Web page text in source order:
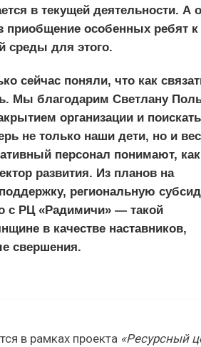
в текущей деятельности. А
приобщение особенных ребят к
среды для этого.
сейчас поняли, что как
Мы благодарим Светлану
организации и поискать
не только наши дети, но и
персонал понимают,
развития. Из планов на
региональную
с РЦ «Радимичи» — такой
в качестве наставников,
свершения.
в рамках проекта «Ресурсный